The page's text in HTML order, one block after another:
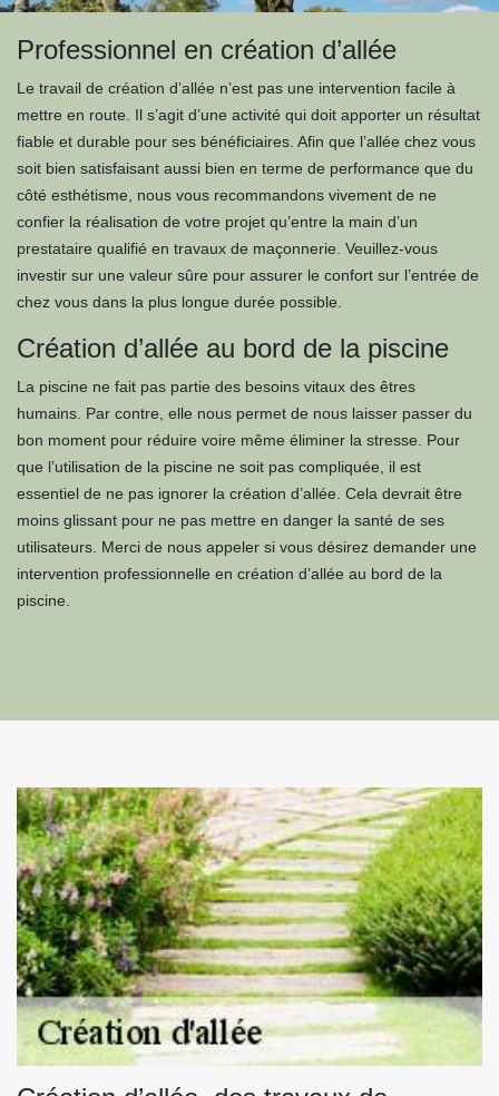
Professionnel en création d’allée
Le travail de création d’allée n’est pas une intervention facile à
mettre en route. Il s’agit d’une activité qui doit apporter un résultat
fiable et durable pour ses bénéficiaires. Afin que l’allée chez vous
soit bien satisfaisant aussi bien en terme de performance que du
côté esthétisme, nous vous recommandons vivement de ne
confier la réalisation de votre projet qu’entre la main d’un
prestataire qualifié en travaux de maçonnerie. Veuillez-vous
investir sur une valeur sûre pour assurer le confort sur l’entrée de
chez vous dans la plus longue durée possible.
Création d’allée au bord de la piscine
La piscine ne fait pas partie des besoins vitaux des êtres
humains. Par contre, elle nous permet de nous laisser passer du
bon moment pour réduire voire même éliminer la stresse. Pour
que l’utilisation de la piscine ne soit pas compliquée, il est
essentiel de ne pas ignorer la création d’allée. Cela devrait être
moins glissant pour ne pas mettre en danger la santé de ses
utilisateurs. Merci de nous appeler si vous désirez demander une
intervention professionnelle en création d’allée au bord de la
piscine.